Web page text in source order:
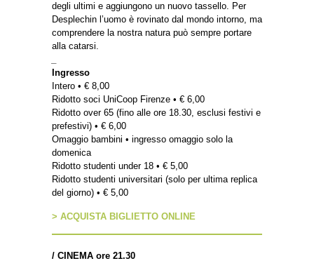
degli ultimi e aggiungono un nuovo tassello. Per
Desplechin l’uomo è rovinato dal mondo intorno, ma
comprendere la nostra natura può sempre portare
alla catarsi.
Ingresso
Intero • € 8,00
Ridotto soci UniCoop Firenze • € 6,00
Ridotto over 65 (fino alle ore 18.30, esclusi festivi e
prefestivi) • € 6,00
Omaggio bambini • ingresso omaggio solo la
domenica
Ridotto studenti under 18 • € 5,00
Ridotto studenti universitari (solo per ultima replica
del giorno) • € 5,00
> ACQUISTA BIGLIETTO ONLINE
/ CINEMA ore 21.30